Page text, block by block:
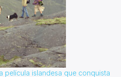
película islandesa que conquista